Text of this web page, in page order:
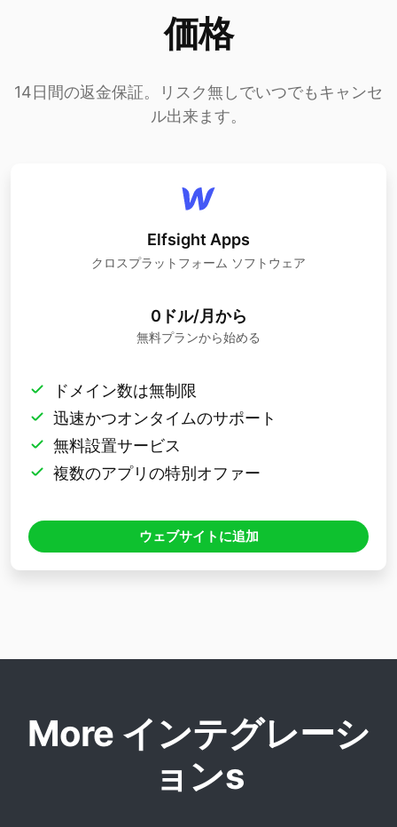
価格
14日間の返金保証。リスク無しでいつでもキャンセ
ル出来ます。
Elfsight Apps
クロスプラットフォーム ソフトウェア
0ドル/月から
無料プランから始める
ドメイン数は無制限
迅速かつオンタイムのサポート
無料設置サービス
複数のアプリの特別オファー
ウェブサイトに追加
More インテグレーシ
ョンs